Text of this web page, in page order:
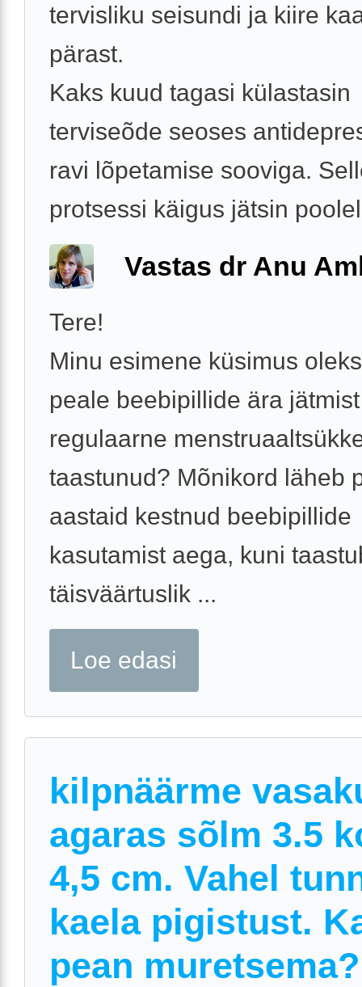
tervisliku seisundi ja kiire
pärast.
Kaks kuud tagasi külastasin
terviseõde seoses
ravi lõpetamise sooviga.
protsessi käigus jätsin
Vastas dr Anu
Tere!
Minu esimene küsimus
peale beebipillide ära
regulaarne
taastunud? Mõnikord läheb
aastaid kestnud beebipillide
kasutamist aega, kuni
täisväärtuslik ...
Loe edasi
kilpnäärme
agaras sõlm 3.5
4,5 cm. Vahel
kaela pigistust.
pean muretsema?